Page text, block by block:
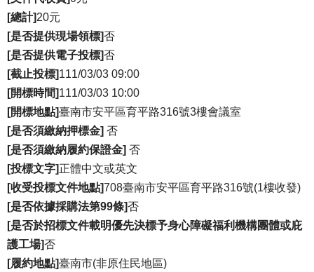
[總計]20元
[是否提供現場領標]否
[是否提供電子投標]否
[截止投標]111/03/03 09:00
[開標時間]111/03/03 10:00
[開標地點]臺南市安平區育平路316號3樓會議室
[是否須繳納押標金] 否
[是否須繳納履約保證金] 否
[投標文字]正體中文或英文
[收受投標文件地點]708臺南市安平區育平路316號(1樓收發)
[是否依據採購法第99條]否
[是否於招標文件載明優先決標予身心障礙福利機構團體或庇
護工場]否
[履約地點]臺南市(非原住民地區)